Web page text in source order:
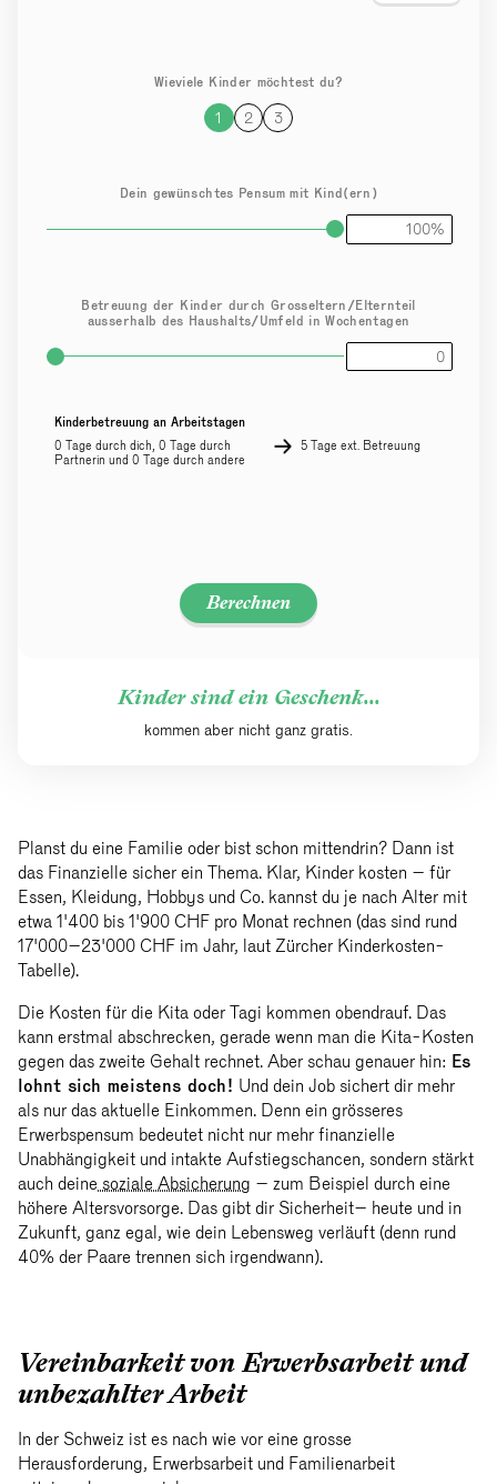
Wieviele Kinder möchtest du?
1 2 3
Dein gewünschtes Pensum mit Kind(ern)
Betreuung der Kinder durch Grosseltern/Elternteil
ausserhalb des Haushalts/Umfeld in Wochentagen
Kinderbetreuung an Arbeitstagen
0 Tage durch dich, 0 Tage durch
Partnerin und 0 Tage durch andere
5 Tage ext. Betreuung
Berechnen
Kinder sind ein Geschenk...
kommen aber nicht ganz gratis.
Planst du eine Familie oder bist schon mittendrin? Dann ist
das Finanzielle sicher ein Thema. Klar, Kinder kosten – für
Essen, Kleidung, Hobbys und Co. kannst du je nach Alter mit
etwa 1'400 bis 1'900 CHF pro Monat rechnen (das sind rund
17'000–23'000 CHF im Jahr, laut Zürcher Kinderkosten-
Tabelle).
Die Kosten für die Kita oder Tagi kommen obendrauf. Das
kann erstmal abschrecken, gerade wenn man die Kita-Kosten
gegen das zweite Gehalt rechnet. Aber schau genauer hin: Es
lohnt sich meistens doch! Und dein Job sichert dir mehr
als nur das aktuelle Einkommen. Denn ein grösseres
Erwerbspensum bedeutet nicht nur mehr finanzielle
Unabhängigkeit und intakte Aufstiegschancen, sondern stärkt
auch deine soziale Absicherung – zum Beispiel durch eine
höhere Altersvorsorge. Das gibt dir Sicherheit– heute und in
Zukunft, ganz egal, wie dein Lebensweg verläuft (denn rund
40% der Paare trennen sich irgendwann).
Vereinbarkeit von Erwerbsarbeit und
unbezahlter Arbeit
In der Schweiz ist es nach wie vor eine grosse
Herausforderung, Erwerbsarbeit und Familienarbeit